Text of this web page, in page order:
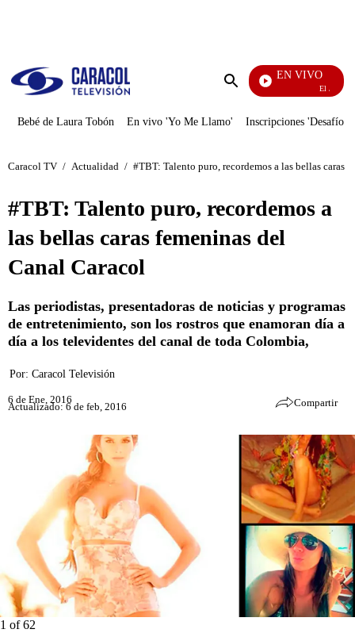
Enviar
EN VIVO
El Juego De Mi Destino
Bebé de Laura Tobón En vivo 'Yo Me Llamo' Inscripciones 'Desafío'
Caracol TV / Actualidad / #TBT: Talento puro, recordemos a las bellas caras
#TBT: Talento puro, recordemos a
las bellas caras femeninas del
Canal Caracol
Las periodistas, presentadoras de noticias y programas
de entretenimiento, son los rostros que enamoran día a
día a los televidentes del canal de toda Colombia,
Por: Caracol Televisión
6 de Ene, 2016
Actualizado: 6 de feb, 2016 Compartir
1 of62